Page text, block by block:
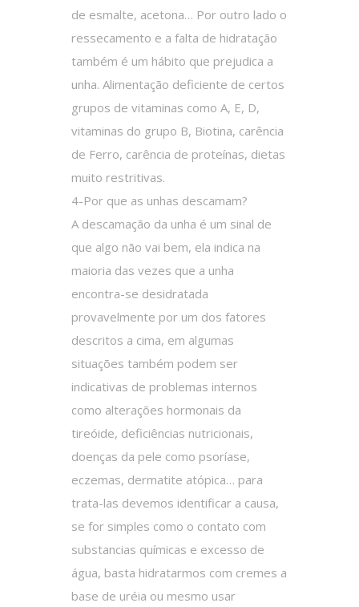
de esmalte, acetona… Por outro lado o
ressecamento e a falta de hidratação
também é um hábito que prejudica a
unha. Alimentação deficiente de certos
grupos de vitaminas como A, E, D,
vitaminas do grupo B, Biotina, carência
de Ferro, carência de proteínas, dietas
muito restritivas.
4-Por que as unhas descamam?
A descamação da unha é um sinal de
que algo não vai bem, ela indica na
maioria das vezes que a unha
encontra-se desidratada
provavelmente por um dos fatores
descritos a cima, em algumas
situações também podem ser
indicativas de problemas internos
como alterações hormonais da
tireóide, deficiências nutricionais,
doenças da pele como psoríase,
eczemas, dermatite atópica… para
trata-las devemos identificar a causa,
se for simples como o contato com
substancias químicas e excesso de
água, basta hidratarmos com cremes a
base de uréia ou mesmo usar